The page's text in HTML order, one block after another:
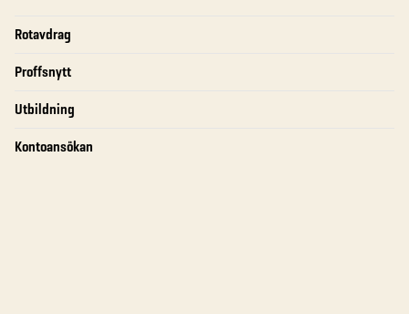
Rotavdrag
Proffsnytt
Utbildning
Kontoansökan